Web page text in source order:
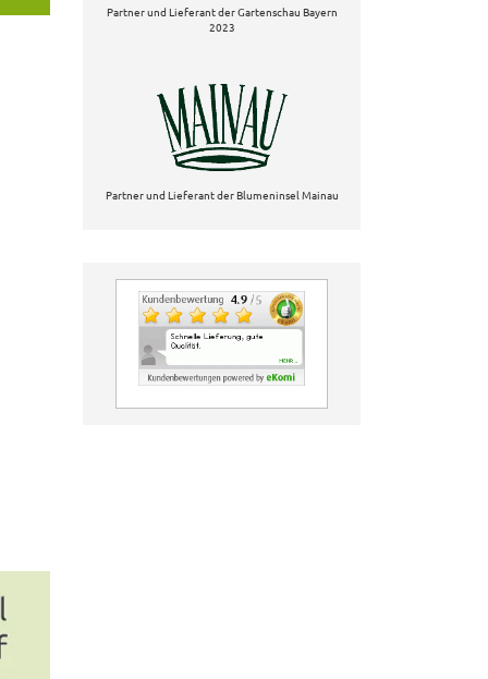
Partner und Lieferant der Gartenschau Bayern
2023
Partner und Lieferant der Blumeninsel Mainau